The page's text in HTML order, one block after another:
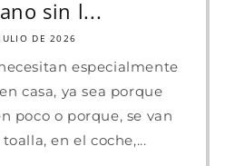
sin l...
DE 2026
especialmente
casa, ya sea porque
poco o porque, se van
en el coche,...